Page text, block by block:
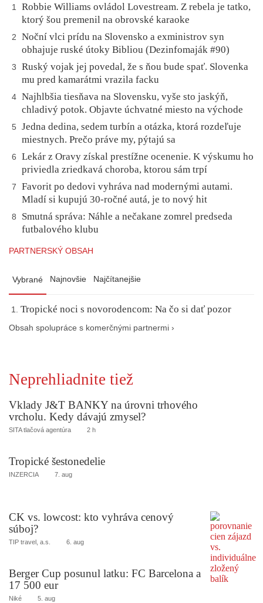
1
Robbie Williams ovládol Lovestream. Z rebela je tatko,
ktorý šou premenil na obrovské karaoke
2
Noční vlci prídu na Slovensko a exministrov syn
obhajuje ruské útoky Bibliou (Dezinfomaják #90)
3
Ruský vojak jej povedal, že s ňou bude spať. Slovenka
mu pred kamarátmi vrazila facku
4 Najhlbšia tiesňava na Slovensku, vyše sto jaskýň,
chladivý potok. Objavte úchvatné miesto na východe
5
Jedna dedina, sedem turbín a otázka, ktorá rozdeľuje
miestnych. Prečo práve my, pýtajú sa
6
Lekár z Oravy získal prestížne ocenenie. K výskumu ho
priviedla zriedkavá choroba, ktorou sám trpí
7
Favorit po dedovi vyhráva nad modernými autami.
Mladí si kupujú 30-ročné autá, je to nový hit
8
Smutná správa: Náhle a nečakane zomrel predseda
futbalového klubu
PARTNERSKÝ OBSAH
Vybrané Najnovšie Najčítanejšie
Tropické noci s novorodencom: Na čo si dať pozor
Obsah spolupráce s komerčnými partnermi ›
Neprehliadnite tiež
Vklady J&T BANKY na úrovni trhového
vrcholu. Kedy dávajú zmysel?
SITA tlačová agentúra 2 h
Tropické šestonedelie
INZERCIA 7. aug
CK vs. lowcost: kto vyhráva cenový
súboj?
TIP travel, a.s. 6. aug
Berger Cup posunul latku: FC Barcelona a
17 500 eur
Niké 5. aug